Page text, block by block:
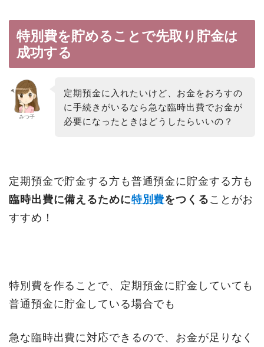
特別費を貯めることで先取り貯金は
成功する
みつ子
定期預金に入れたいけど、お金をおろすの
に手続きがいるなら急な臨時出費でお金が
必要になったときはどうしたらいいの？
定期預金で貯金する方も普通預金に貯金する方も
臨時出費に備えるために特別費をつくる ことがお
すすめ！
特別費を作ることで、定期預金に貯金していても
普通預金に貯金している場合でも
急な臨時出費に対応できるので、お金が足りなく